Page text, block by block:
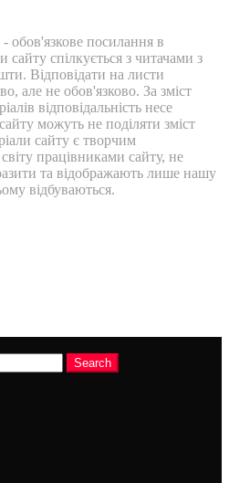
- обов'язкове посилання в
спілкується з читачами з
Відповідати на листи
але не обов'язково. За зміст
відповідальність несе
можуть не поділяти зміст
сайту є творчим
працівниками сайту, не
та відображають лише нашу
відбуваються.
Search